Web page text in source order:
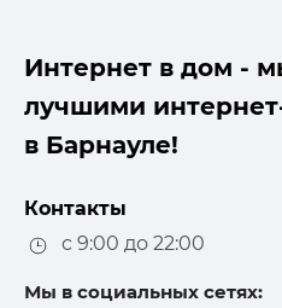
Интернет в дом -
лучшими
в Барнауле!
Контакты
с 9:00 до 22:00
Мы в социальных сетях: